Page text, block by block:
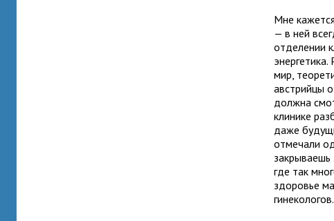
Мне
— в ней
отделении
мир,
австрийцы
должна
клинике
даже
отмечали
где так
здоровье
гинекологов.